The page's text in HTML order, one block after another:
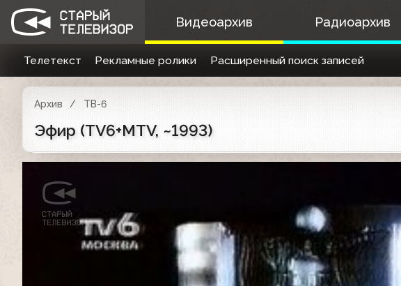
Видеоархив Радиоархив
Телетекст Рекламные ролики Расширенный поиск записей
Архив ТВ-6
Эфир (ТV6+MTV, ~1993)